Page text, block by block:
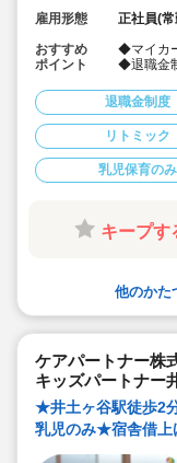
雇用形態
正社員(
おすすめ
ポイント
◆マイカ
◆退職金
◆ICT化も
は残業代
◆ハロウ
◆天野式
ます
◆経験豊
やすい風
◆一人ひ
トホー
い！」と
◆食育活
退職金制度
リトミック
乳児保育のみ
キープす
他のかた
ケアパートナー株
キッズパートナー
★井土ヶ谷駅徒歩2
乳児のみ★宿舎借上